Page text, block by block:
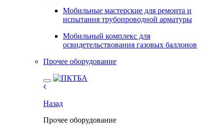
Мобильные мастерские для ремонта и
испытания трубопроводной арматуры
Мобильный комплекс для
освидетельствования газовых баллонов
Прочее оборудование
Назад
Прочее оборудование